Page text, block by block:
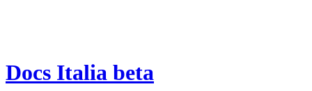
Docs Italia beta